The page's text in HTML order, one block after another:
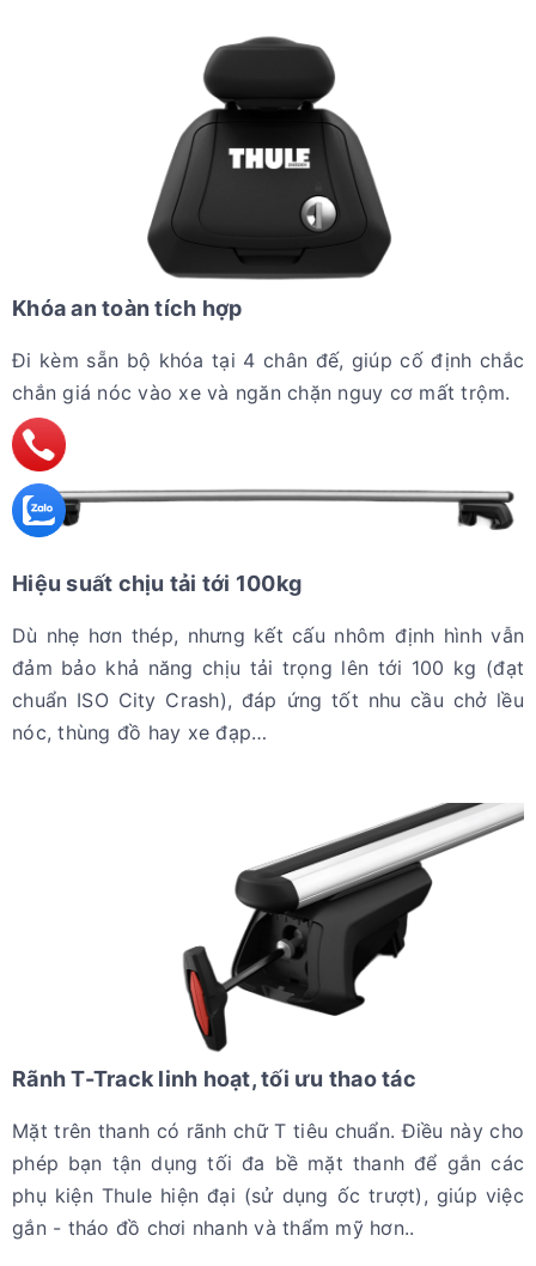
Khóa an toàn tích hợp
Đi kèm sẵn bộ khóa tại 4 chân đế, giúp cố định chắc
chắn giá nóc vào xe và ngăn chặn nguy cơ mất trộm.
Hiệu suất chịu tải tới 100kg
Dù nhẹ hơn thép, nhưng kết cấu nhôm định hình vẫn
đảm bảo khả năng chịu tải trọng lên tới 100 kg (đạt
chuẩn ISO City Crash), đáp ứng tốt nhu cầu chở lều
nóc, thùng đồ hay xe đạp…
Rãnh T-Track linh hoạt, tối ưu thao tác
Mặt trên thanh có rãnh chữ T tiêu chuẩn. Điều này cho
phép bạn tận dụng tối đa bề mặt thanh để gắn các
phụ kiện Thule hiện đại (sử dụng ốc trượt), giúp việc
gắn - tháo đồ chơi nhanh và thẩm mỹ hơn..